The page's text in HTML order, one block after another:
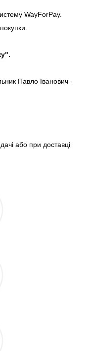
WayForPay.
Павло Іванович -
або при доставці